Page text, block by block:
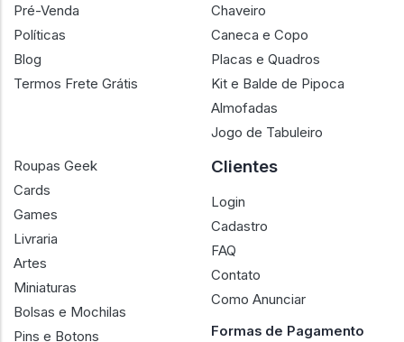
Pré-Venda
Políticas
Blog
Termos Frete Grátis
Chaveiro
Caneca e Copo
Placas e Quadros
Kit e Balde de Pipoca
Almofadas
Jogo de Tabuleiro
Roupas Geek
Cards
Games
Livraria
Artes
Miniaturas
Bolsas e Mochilas
Pins e Botons
Clientes
Login
Cadastro
FAQ
Contato
Como Anunciar
Formas de Pagamento